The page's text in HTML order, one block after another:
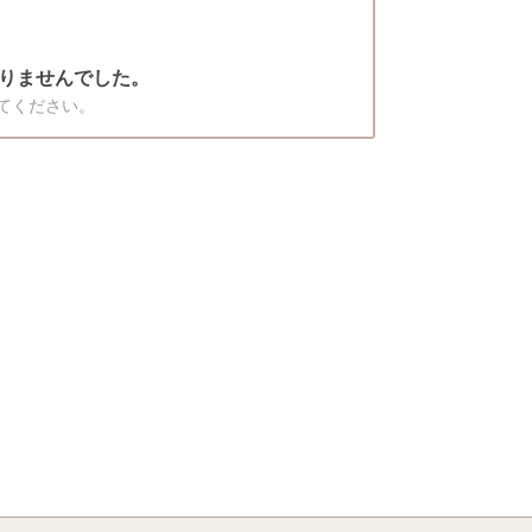
ませんでした。
ださい。